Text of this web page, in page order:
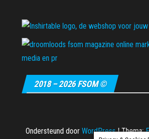
2018 – 2026 FSOM ©
Ondersteund door WordPress |Thema: